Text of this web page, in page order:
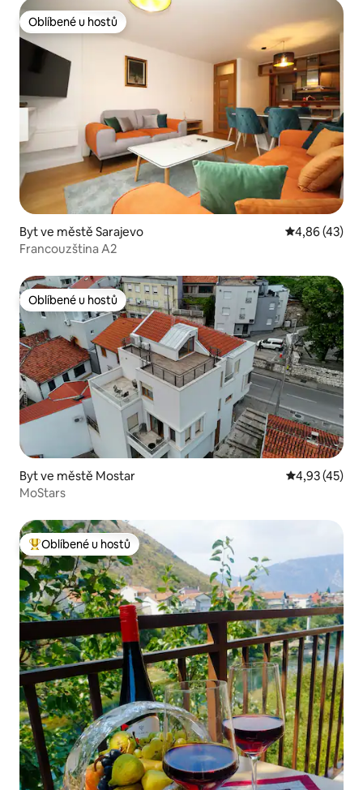
Oblíbené u hostů
Oblíbené u hostů
Byt ve městě Sarajevo Průměrné
4,86 (43)
Francouzština A2
Oblíbené u hostů
Oblíbené u hostů
Byt ve městě Mostar Průměrné
4,93 (45)
MoStars
Nejlepší v kategorii Oblíbené u hostů
Oblíbené u hostů